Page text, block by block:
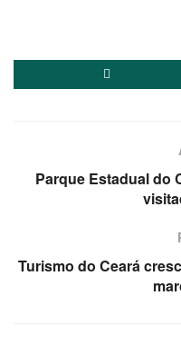
Parque Estadual do
Turismo do Ceará